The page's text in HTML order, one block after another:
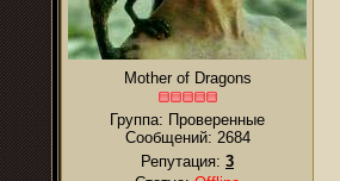
Mother of Dragons
Группа: Проверенные
Сообщений: 2684
Репутация: 3